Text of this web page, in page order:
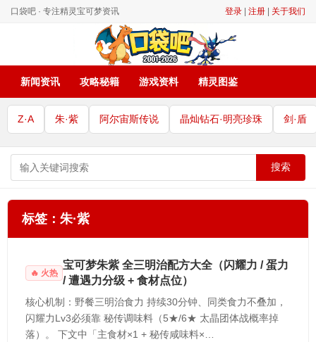
口袋吧 · 专注精灵宝可梦资讯 登录 注册 关于我们
新闻资讯 攻略秘籍 游戏资料 精灵图鉴
Z·A 朱·紫 阿尔宙斯传说 晶灿钻石·明亮珍珠 剑·盾
搜索
标签：朱·紫
火热
宝可梦朱紫 全三明治配方大全（闪耀力 / 蛋力
/ 遭遇力分级 + 食材点位）
核心机制：野餐三明治食力 持续30分钟、同类食力不叠加，
闪耀力Lv3必须靠 秘传调味料（5★/6★ 太晶团体战概率掉
落）。 下文中「主食材×1 + 秘传咸味料×…